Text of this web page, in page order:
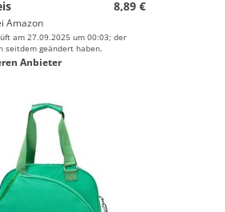
8,89 €
Amazon
am 27.09.2025 um 00:03; der
seitdem geändert haben.
Anbieter